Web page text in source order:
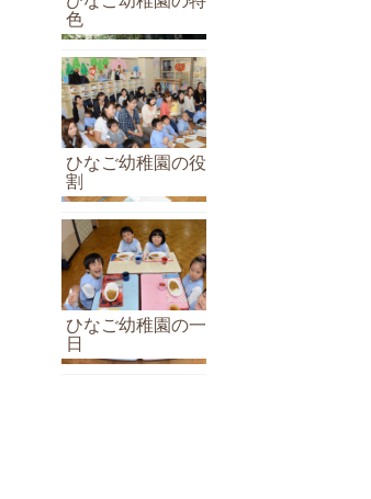
色
ひなご幼稚園の役
割
ひなご幼稚園の一
日